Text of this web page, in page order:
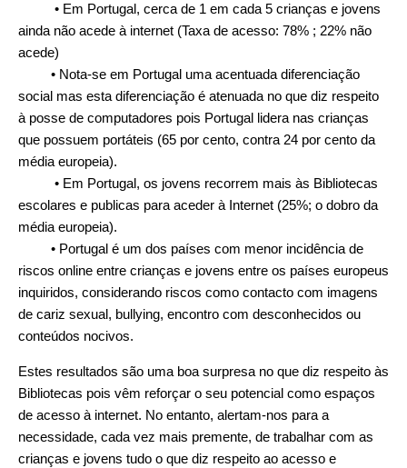
• Em Portugal, cerca de 1 em cada 5 crianças e jovens
ainda não acede à internet (Taxa de acesso: 78% ; 22% não
acede)
• Nota-se em Portugal uma acentuada diferenciação
social mas esta diferenciação é atenuada no que diz respeito
à posse de computadores pois Portugal lidera nas crianças
que possuem portáteis (65 por cento, contra 24 por cento da
média europeia).
• Em Portugal, os jovens recorrem mais às Bibliotecas
escolares e publicas para aceder à Internet (25%; o dobro da
média europeia).
• Portugal é um dos países com menor incidência de
riscos online entre crianças e jovens entre os países europeus
inquiridos, considerando riscos como contacto com imagens
de cariz sexual, bullying, encontro com desconhecidos ou
conteúdos nocivos.
Estes resultados são uma boa surpresa no que diz respeito às
Bibliotecas pois vêm reforçar o seu potencial como espaços
de acesso à internet. No entanto, alertam-nos para a
necessidade, cada vez mais premente, de trabalhar com as
crianças e jovens tudo o que diz respeito ao acesso e